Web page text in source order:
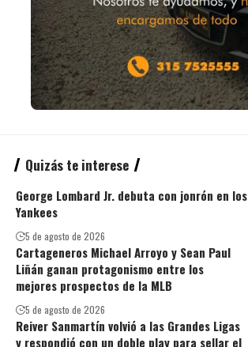
Quizás te interese
George Lombard Jr. debuta con jonrón en los
Yankees
5 de agosto de 2026
Cartageneros Michael Arroyo y Sean Paul
Liñán ganan protagonismo entre los
mejores prospectos de la MLB
5 de agosto de 2026
Reiver Sanmartín volvió a las Grandes Ligas
y respondió con un doble play para sellar el